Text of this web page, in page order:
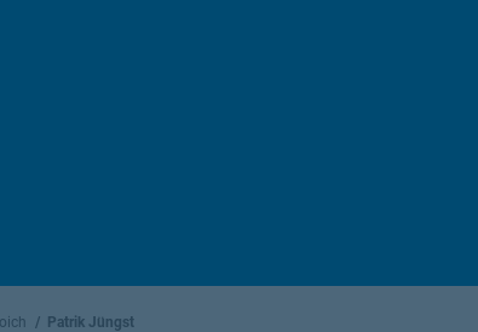
Patrik Jüngst